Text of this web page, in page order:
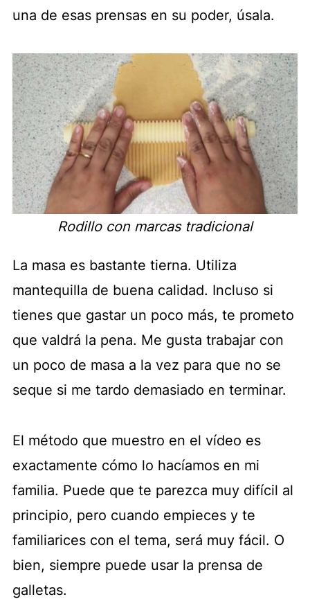
una de esas prensas en su poder, úsala.
Rodillo con marcas tradicional
La masa es bastante tierna. Utiliza
mantequilla de buena calidad. Incluso si
tienes que gastar un poco más, te prometo
que valdrá la pena. Me gusta trabajar con
un poco de masa a la vez para que no se
seque si me tardo demasiado en terminar.
El método que muestro en el vídeo es
exactamente cómo lo hacíamos en mi
familia. Puede que te parezca muy difícil al
principio, pero cuando empieces y te
familiarices con el tema, será muy fácil. O
bien, siempre puede usar la prensa de
galletas.